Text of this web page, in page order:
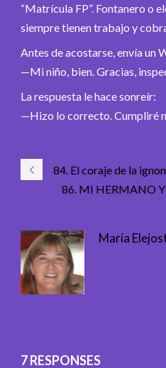
“Matrícula FP”. Fontanero o
siempre tienen trabajo y
Antes de acostarse, envía un
—Mi niño, bien. Gracias,
La respuesta le hace sonreír:
—Hizo lo correcto. Cumpliré
84. El coraje de la
86. MI HERMANO
María
7 RESPONSES